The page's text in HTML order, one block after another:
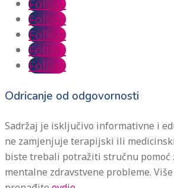
Follow
Follow
Follow
Follow
Follow
Odricanje od odgovornosti
Sadržaj je isključivo informativne i
ne zamjenjuje terapijski ili
biste trebali potražiti stručnu pomoć
mentalne zdravstvene probleme.